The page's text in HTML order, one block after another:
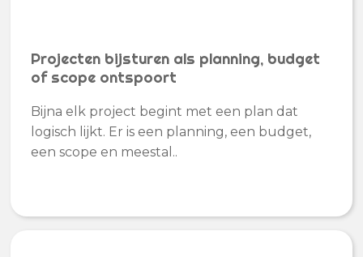
Projecten bijsturen als planning, budget
of scope ontspoort
Bijna elk project begint met een plan dat
logisch lijkt. Er is een planning, een budget,
een scope en meestal..